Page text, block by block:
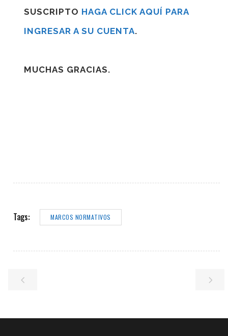
SUSCRIPTO HAGA CLICK AQUÍ PARA
INGRESAR A SU CUENTA.
MUCHAS GRACIAS.
Tags: MARCOS NORMATIVOS